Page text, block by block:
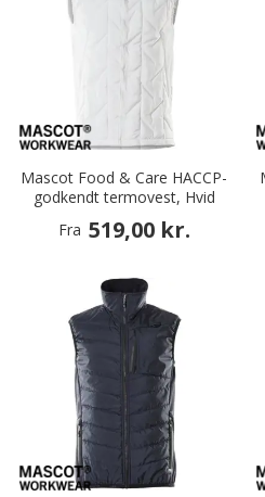
Mascot Food & Care HACCP-
godkendt termovest, Hvid
Fra 519,00 kr.